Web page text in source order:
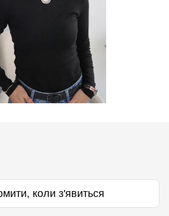
коли з'явиться